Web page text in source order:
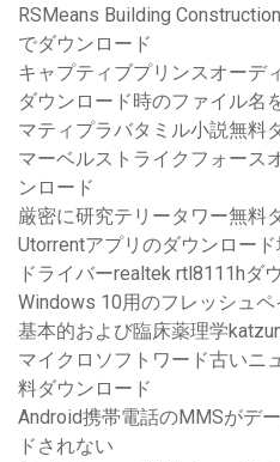
RSMeans Building
でダウンロード
キャプティブプリンスオーデ
ダウンロード時のファイル名
マティプラバタミル小説無料
マーベルストライクフォース
ンロード
厳密に研究テリータワー無料
Utorrentアプリのダウンロー
ドライバーrealtek rtl8111hダ
Windows 10用のフレッシュ
基本的および臨床薬理学
マイクロソフトワード古いニ
料ダウンロード
Android携帯電話のMMSがデ
ドされない